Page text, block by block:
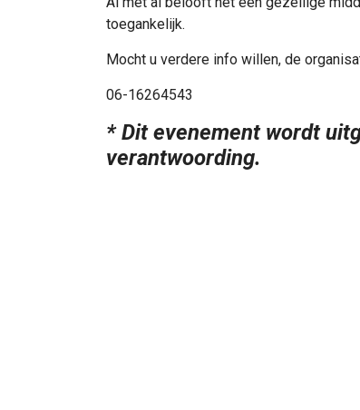
toegankelijk.
Mocht u verdere info willen, de
06-16264543
* Dit evenement wordt
verantwoording.